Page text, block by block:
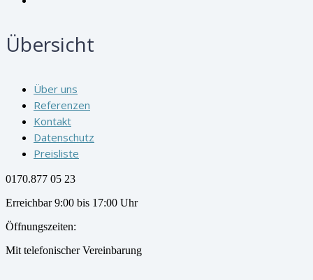
Übersicht
Über uns
Referenzen
Kontakt
Datenschutz
Preisliste
0170.877 05 23
Erreichbar 9:00 bis 17:00 Uhr
Öffnungszeiten:
Mit telefonischer Vereinbarung